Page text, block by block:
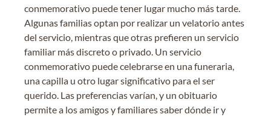
conmemorativo puede tener lugar mucho más tarde.
Algunas familias optan por realizar un velatorio antes
del servicio, mientras que otras prefieren un servicio
familiar más discreto o privado. Un servicio
conmemorativo puede celebrarse en una funeraria,
una capilla u otro lugar significativo para el ser
querido. Las preferencias varían, y un obituario
permite a los amigos y familiares saber dónde ir y